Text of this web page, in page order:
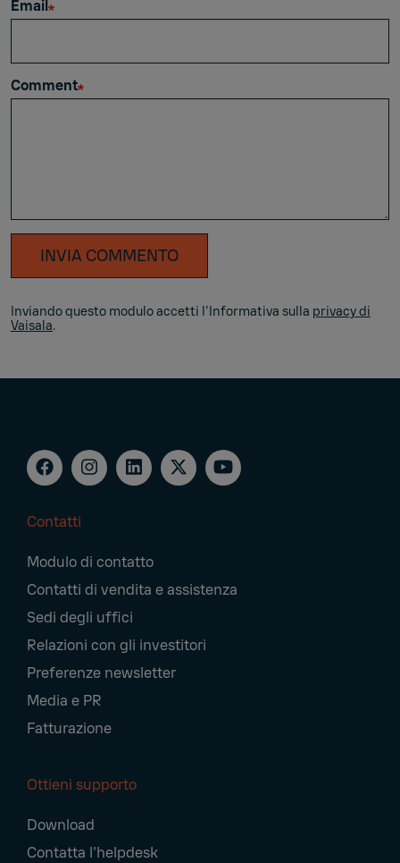
Email
Comment
INVIA COMMENTO
Inviando questo modulo accetti l'Informativa sulla privacy di
Vaisala.
Navigation
Contatti
Modulo di contatto
Contatti di vendita e assistenza
Sedi degli uffici
Relazioni con gli investitori
Preferenze newsletter
Media e PR
Fatturazione
Ottieni supporto
Download
Contatta l'helpdesk